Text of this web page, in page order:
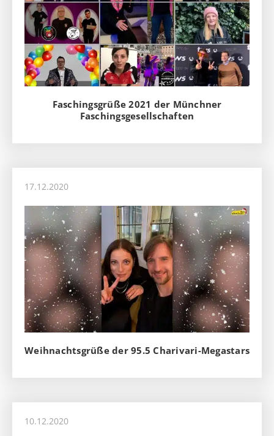
Faschingsgrüße 2021 der Münchner
Faschingsgesellschaften
17.12.2020
Weihnachtsgrüße der 95.5 Charivari-Megastars
10.12.2020